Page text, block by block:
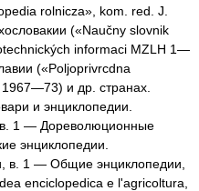
rolnicza», kom. red. J.
(«Naučny slovnik
informaci MZLH 1—
(«Poljoprivrcdna
и др. странах.
и энциклопедии.
в. 1 — Дореволюционные
энциклопедии.
в. 1 — Общие энциклопедии,
enciclopedica e l'agricoltura,